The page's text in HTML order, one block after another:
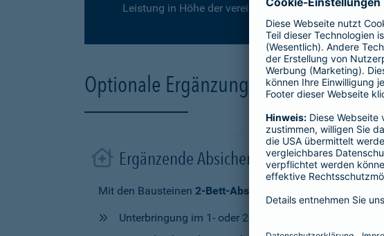
Leistung in Höhe der vereinbarten Prozentstufe
Optionale Ergänzungen für deine
Ergänzende Absicherung im Krankenhaus
Mit den Bausteinen 2-Bett-Absicherung
Unterbringung im 1- oder 2-Bettzimmer (je nach